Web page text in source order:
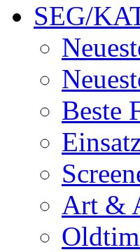
SEG/
Beste
Art &